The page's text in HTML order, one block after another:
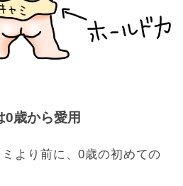
0歳から愛用
より前に、0歳の初めての